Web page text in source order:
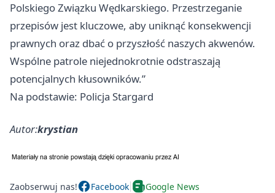
Polskiego Związku Wędkarskiego. Przestrzeganie
przepisów jest kluczowe, aby uniknąć konsekwencji
prawnych oraz dbać o przyszłość naszych akwenów.
Wspólne patrole niejednokrotnie odstraszają
potencjalnych kłusowników.”
Na podstawie: Policja Stargard
Autor:krystian
Zaobserwuj nas! Facebook Google News